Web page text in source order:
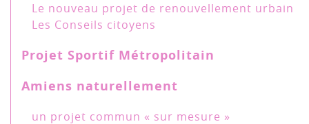
Le nouveau projet de renouvellement urbain
Les Conseils citoyens
Projet Sportif Métropolitain
Amiens naturellement
un projet commun « sur mesure »